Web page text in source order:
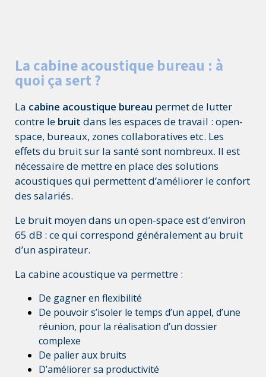
La cabine acoustique bureau : à
quoi ça sert ?
La cabine acoustique bureau permet de lutter
contre le bruit dans les espaces de travail : open-
space, bureaux, zones collaboratives etc. Les
effets du bruit sur la santé sont nombreux. Il est
nécessaire de mettre en place des solutions
acoustiques qui permettent d’améliorer le confort
des salariés.
Le bruit moyen dans un open-space est d’environ
65 dB : ce qui correspond généralement au bruit
d’un aspirateur.
La cabine acoustique va permettre :
De gagner en flexibilité
De pouvoir s’isoler le temps d’un appel, d’une
réunion, pour la réalisation d’un dossier
complexe
De palier aux bruits
D’améliorer sa productivité